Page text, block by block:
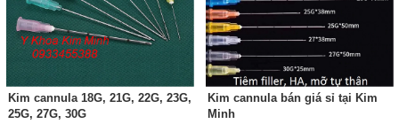
Kim cannula 18G, 21G, 22G, 23G,
25G, 27G, 30G
Kim cannula bán giá sỉ tại Kim
Minh